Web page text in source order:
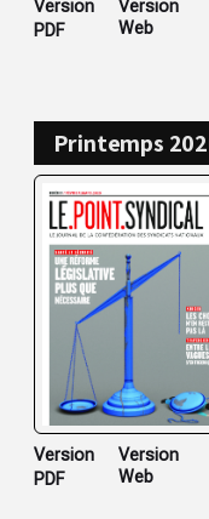
Version
PDF
Version
Web
Printemps
Version
PDF
Version
Web